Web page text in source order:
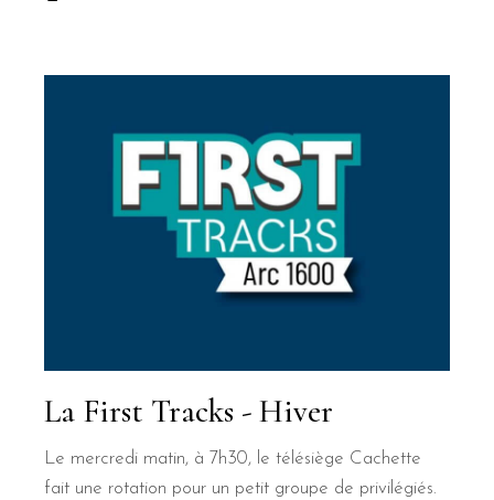
La First Tracks - Hiver
Le mercredi matin, à 7h30, le télésiège Cachette
fait une rotation pour un petit groupe de privilégiés.